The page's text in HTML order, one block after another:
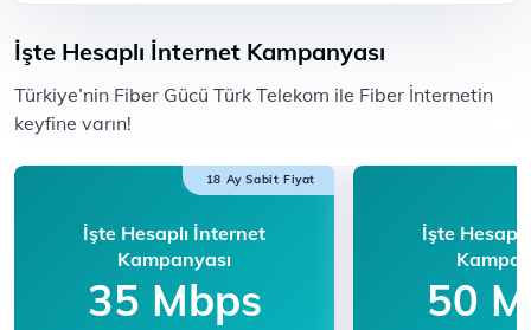
İşte Hesaplı İnternet Kampanyası
​​Türkiye’nin Fiber Gücü Türk Telekom ile F​iber İnternetin
keyfine varın!​​​​
18 Ay Sabit Fiyat
İşte Hesaplı İnternet
Kampanyası
35 Mbps
İşte
50